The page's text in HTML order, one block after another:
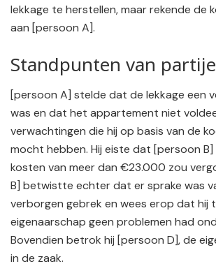
lekkage te herstellen, maar rekende de
aan [persoon A].
Standpunten van
[persoon A] stelde dat de lekkage een
was en dat het appartement niet
verwachtingen die hij op basis van de
mocht hebben. Hij eiste dat [persoon
kosten van meer dan €23.000 zou
B] betwistte echter dat er sprake was
verborgen gebrek en wees erop dat hij
eigenaarschap geen problemen had
Bovendien betrok hij [persoon D], de
in de zaak.